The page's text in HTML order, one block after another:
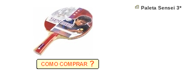
Paleta Sensei 3*